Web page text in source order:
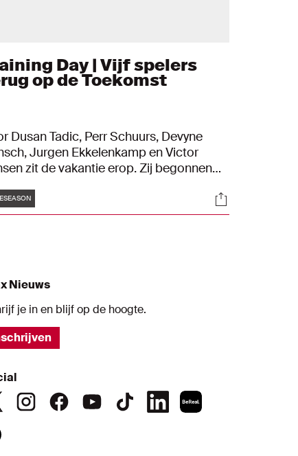
Day | Vijf spelers
op de Toekomst
Dusan Tadic, Perr Schuurs, Devyne
Jurgen Ekkelenkamp en Victor
zit de vakantie erop. Zij begonnen
Een video-verslag van de training
vrijdagmiddag.
Socials
Nieuws
je in en blijf op de hoogte.